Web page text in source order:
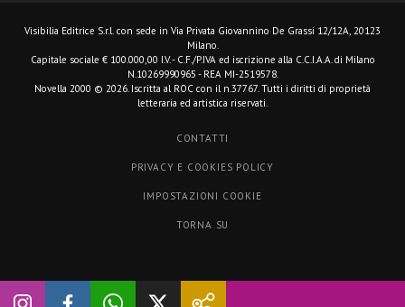
Visibilia Editrice S.r.l. con sede in Via Privata Giovannino De Grassi 12/12A, 20123
Milano.
Capitale sociale € 100.000,00 I.V. - C.F./P.IVA ed iscrizione alla C.C.I.A.A. di Milano
N.10269990965 - REA MI-2519578.
Novella 2000 © 2026. Iscritta al ROC con il n.37767. Tutti i diritti di proprietà
letteraria ed artistica riservati.
CONTATTI
PRIVACY E COOKIES POLICY
IMPOSTAZIONI COOKIE
TORNA SU